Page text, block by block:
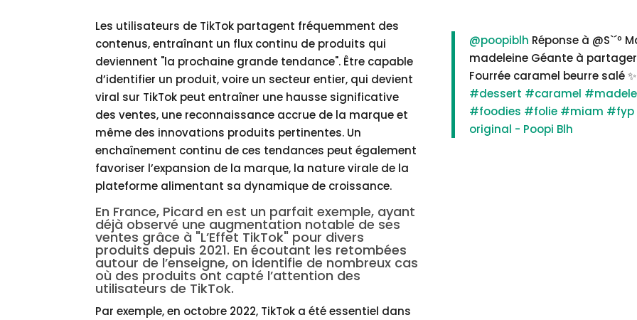
Les utilisateurs de TikTok partagent fréquemment des
contenus, entraînant un flux continu de produits qui
deviennent "la prochaine grande tendance". Être capable
d’identifier un produit, voire un secteur entier, qui devient
viral sur TikTok peut entraîner une hausse significative
des ventes, une reconnaissance accrue de la marque et
même des innovations produits pertinentes. Un
enchaînement continu de ces tendances peut également
favoriser l’expansion de la marque, la nature virale de la
plateforme alimentant sa dynamique de croissance.
En France, Picard en est un parfait exemple, ayant
déjà observé une augmentation notable de ses
ventes grâce à "L’Effet TikTok" pour divers
produits depuis 2021. En écoutant les retombées
autour de l’enseigne, on identifie de nombreux cas
où des produits ont capté l’attention des
utilisateurs de TikTok.
Par exemple, en octobre 2022, TikTok a été essentiel dans
@poopiblh Réponse à @S`´º
madeleine Géante à
Fourrée caramel beurre salé ✨
#dessert #caramel
#foodies #folie #miam #fyp
original - Poopi Blh